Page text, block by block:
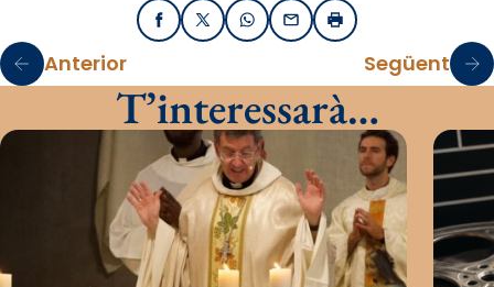
FacebookX / TwitterWhatsApp
EmailImprimir
Anterior Següent
T’interessarà…